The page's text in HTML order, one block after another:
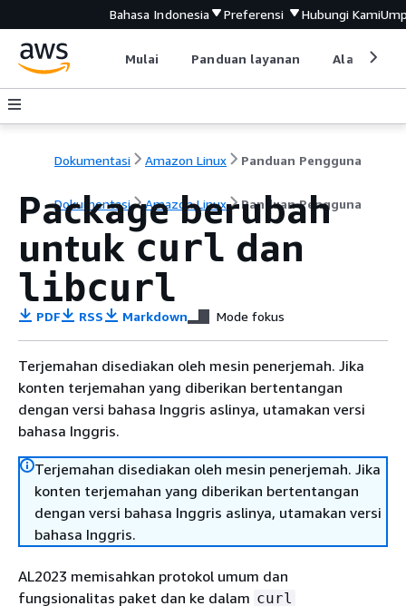
Bahasa Indonesia Preferensi Hubungi Kami
Mulai Panduan layanan Alat
Dokumentasi Amazon Linux Panduan Pengguna
Dokumentasi Amazon Linux Panduan Pengguna
Package berubah
untukcurl dan
libcurl
PDF RSS Markdown Mode fokus
Terjemahan disediakan oleh mesin penerjemah. Jika
konten terjemahan yang diberikan bertentangan
dengan versi bahasa Inggris aslinya, utamakan versi
bahasa Inggris.
Terjemahan disediakan oleh mesin penerjemah. Jika
konten terjemahan yang diberikan bertentangan
dengan versi bahasa Inggris aslinya, utamakan versi
bahasa Inggris.
AL2023 memisahkan protokol umum dan
fungsionalitas paket dan ke dalam curl